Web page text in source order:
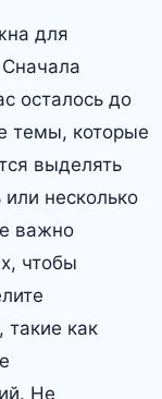
для
осталось до
темы, которые
выделять
несколько
важно
чтобы
как
Не